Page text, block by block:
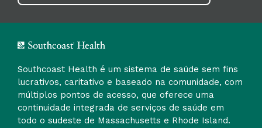
Southcoast Health é um sistema de saúde sem fins
lucrativos, caritativo e baseado na comunidade, com
múltiplos pontos de acesso, que oferece uma
continuidade integrada de serviços de saúde em
todo o sudeste de Massachusetts e Rhode Island.